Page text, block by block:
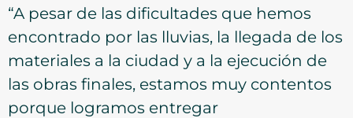
“A pesar de las dificultades que hemos
encontrado por las lluvias, la llegada de los
materiales a la ciudad y a la ejecución de
las obras finales, estamos muy contentos
porque logramos entregar